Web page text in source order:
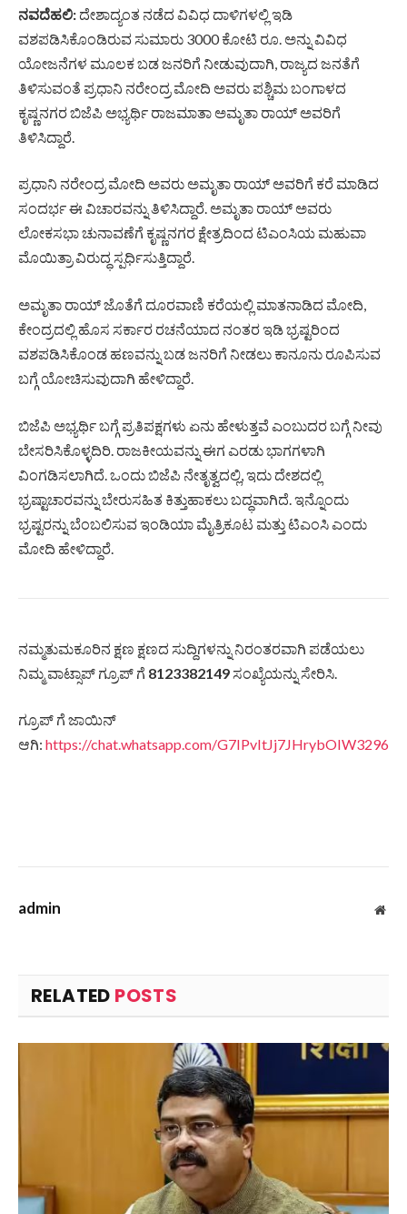
ನವದೆಹಲಿ: ದೇಶಾದ್ಯಂತ ನಡೆದ ವಿವಿಧ ದಾಳಿಗಳಲ್ಲಿ ಇಡಿ
ವಶಪಡಿಸಿಕೊಂಡಿರುವ ಸುಮಾರು 3000 ಕೋಟಿ ರೂ. ಅನ್ನು ವಿವಿಧ
ಯೋಜನೆಗಳ ಮೂಲಕ ಬಡ ಜನರಿಗೆ ನೀಡುವುದಾಗಿ, ರಾಜ್ಯದ ಜನತೆಗೆ
ತಿಳಿಸುವಂತೆ ಪ್ರಧಾನಿ ನರೇಂದ್ರ ಮೋದಿ ಅವರು ಪಶ್ಚಿಮ ಬಂಗಾಳದ
ಕೃಷ್ಣನಗರ ಬಿಜೆಪಿ ಅಭ್ಯರ್ಥಿ ರಾಜಮಾತಾ ಅಮೃತಾ ರಾಯ್ ಅವರಿಗೆ
ತಿಳಿಸಿದ್ದಾರೆ.
ಪ್ರಧಾನಿ ನರೇಂದ್ರ ಮೋದಿ ಅವರು ಅಮೃತಾ ರಾಯ್ ಅವರಿಗೆ ಕರೆ ಮಾಡಿದ
ಸಂದರ್ಭ ಈ ವಿಚಾರವನ್ನು ತಿಳಿಸಿದ್ದಾರೆ. ಅಮೃತಾ ರಾಯ್ ಅವರು
ಲೋಕಸಭಾ ಚುನಾವಣೆಗೆ ಕೃಷ್ಣನಗರ ಕ್ಷೇತ್ರದಿಂದ ಟಿಎಂಸಿಯ ಮಹುವಾ
ಮೊಯಿತ್ರಾ ವಿರುದ್ಧ ಸ್ಪರ್ಧಿಸುತ್ತಿದ್ದಾರೆ.
ಅಮೃತಾ ರಾಯ್ ಜೊತೆಗೆ ದೂರವಾಣಿ ಕರೆಯಲ್ಲಿ ಮಾತನಾಡಿದ ಮೋದಿ,
ಕೇಂದ್ರದಲ್ಲಿ ಹೊಸ ಸರ್ಕಾರ ರಚನೆಯಾದ ನಂತರ ಇಡಿ ಭ್ರಷ್ಟರಿಂದ
ವಶಪಡಿಸಿಕೊಂಡ ಹಣವನ್ನು ಬಡ ಜನರಿಗೆ ನೀಡಲು ಕಾನೂನು ರೂಪಿಸುವ
ಬಗ್ಗೆ ಯೋಚಿಸುವುದಾಗಿ ಹೇಳಿದ್ದಾರೆ.
ಬಿಜೆಪಿ ಅಭ್ಯರ್ಥಿ ಬಗ್ಗೆ ಪ್ರತಿಪಕ್ಷಗಳು ಏನು ಹೇಳುತ್ತವೆ ಎಂಬುದರ ಬಗ್ಗೆ ನೀವು
ಬೇಸರಿಸಿಕೊಳ್ಳದಿರಿ. ರಾಜಕೀಯವನ್ನು ಈಗ ಎರಡು ಭಾಗಗಳಾಗಿ
ವಿಂಗಡಿಸಲಾಗಿದೆ. ಒಂದು ಬಿಜೆಪಿ ನೇತೃತ್ವದಲ್ಲಿ, ಇದು ದೇಶದಲ್ಲಿ
ಭ್ರಷ್ಟಾಚಾರವನ್ನು ಬೇರುಸಹಿತ ಕಿತ್ತುಹಾಕಲು ಬದ್ಧವಾಗಿದೆ. ಇನ್ನೊಂದು
ಭ್ರಷ್ಟರನ್ನು ಬೆಂಬಲಿಸುವ ಇಂಡಿಯಾ ಮೈತ್ರಿಕೂಟ ಮತ್ತು ಟಿಎಂಸಿ ಎಂದು
ಮೋದಿ ಹೇಳಿದ್ದಾರೆ.
ನಮ್ಮತುಮಕೂರಿನ ಕ್ಷಣ ಕ್ಷಣದ ಸುದ್ದಿಗಳನ್ನು ನಿರಂತರವಾಗಿ ಪಡೆಯಲು
ನಿಮ್ಮ ವಾಟ್ಸಾಪ್ ಗ್ರೂಪ್ ಗೆ 8123382149 ಸಂಖ್ಯೆಯನ್ನು ಸೇರಿಸಿ.
ಗ್ರೂಪ್ ಗೆ ಜಾಯಿನ್
ಆಗಿ: https://chat.whatsapp.com/G7IPvItJj7JHrybOIW3296
admin
RELATED POSTS